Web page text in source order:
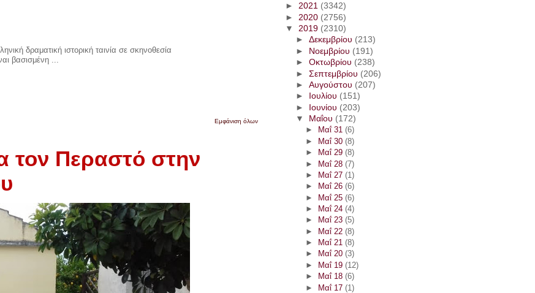
δραματική ιστορική ταινία σε σκηνοθεσία
βασισμένη ...
Εμφάνιση όλων
τον Περαστό στην
►2021 (3342)
► 2020 (2756)
▼2019 (2310)
► Δεκεμβρίου (213)
►
Νοεμβρίου (191)
► Οκτωβρίου (238)
► Σεπτεμβρίου (206)
► Αυγούστου (207)
►
Ιουλίου (151)
► Ιουνίου (203)
▼
Μαΐου (172)
►
Μαΐ 31 (6)
►
Μαΐ 30 (8)
►
Μαΐ 29 (8)
► Μαΐ 28 (7)
►
Μαΐ 27 (1)
►
Μαΐ 26 (6)
► Μαΐ 25 (6)
►
Μαΐ 24 (4)
►
Μαΐ 23 (5)
► Μαΐ 22 (8)
►
Μαΐ 21 (8)
►
Μαΐ 20 (3)
►
Μαΐ 19 (12)
►
Μαΐ 18 (6)
► Μαΐ 17 (1)